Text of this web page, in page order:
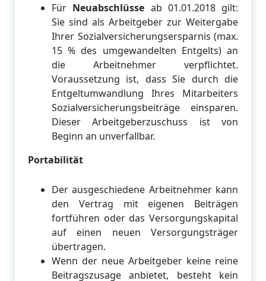
Für Neuabschlüsse ab 01.01.2018 gilt:
Sie sind als Arbeitgeber zur Weitergabe
Ihrer Sozialversicherungsersparnis (max.
15 % des umgewandelten Entgelts) an
die Arbeitnehmer verpflichtet.
Voraussetzung ist, dass Sie durch die
Entgeltumwandlung Ihres Mitarbeiters
Sozialversicherungsbeiträge einsparen.
Dieser Arbeitgeberzuschuss ist von
Beginn an unverfallbar.
Portabilität
Der ausgeschiedene Arbeitnehmer kann
den Vertrag mit eigenen Beiträgen
fortführen oder das Versorgungskapital
auf einen neuen Versorgungsträger
übertragen.
Wenn der neue Arbeitgeber keine reine
Beitragszusage anbietet, besteht kein